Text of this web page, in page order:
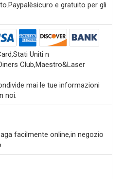
e gratuito per gli
Uniti n
Club,Maestro&Laser
mai le tue informazioni
noi.
facilmente online,in negozio